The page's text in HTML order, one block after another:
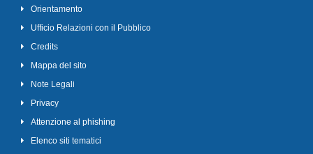
Orientamento
Ufficio Relazioni con il Pubblico
Credits
Mappa del sito
Note Legali
Privacy
Attenzione al phishing
Elenco siti tematici